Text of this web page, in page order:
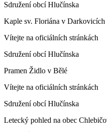
Sdružení obcí Hlučínska
Kaple sv. Floriána v Darkovicích
Vítejte na oficiálních stránkách
Sdružení obcí Hlučínska
Pramen Židlo v Bělé
Vítejte na oficiálních stránkách
Sdružení obcí Hlučínska
Letecký pohled na obec